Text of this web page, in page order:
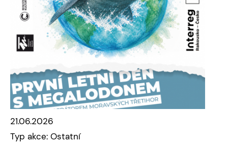
21.06.2026
Typ akce: Ostatní